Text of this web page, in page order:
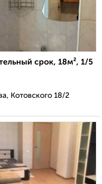
срок, 18м², 1/5
Котовского 18/2